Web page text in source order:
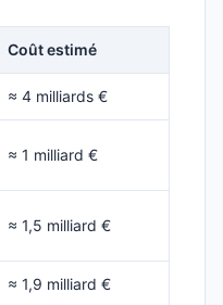
Coût estimé
≈ 4 milliards €
≈ 1 milliard €
≈ 1,5 milliard €
≈ 1,9 milliard €